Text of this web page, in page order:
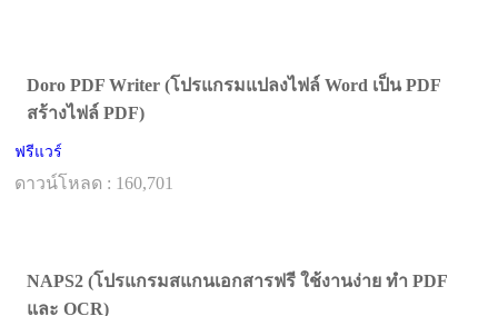
Doro PDF Writer (โปรแกรมแปลงไฟล์ Word เป็น PDF
สร้างไฟล์ PDF)
ฟรีแวร์
ดาวน์โหลด : 160,701
NAPS2 (โปรแกรมสแกนเอกสารฟรี ใช้งานง่าย ทำ PDF
และ OCR)